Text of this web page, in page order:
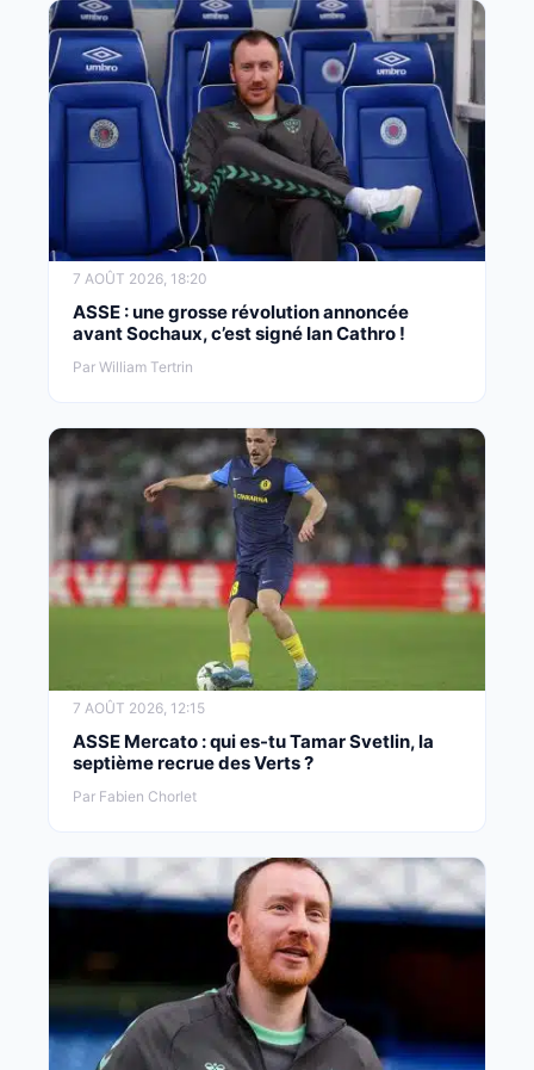
7 AOÛT 2026, 18:20
ASSE : une grosse révolution annoncée
avant Sochaux, c’est signé Ian Cathro !
Par William Tertrin
7 AOÛT 2026, 12:15
ASSE Mercato : qui es-tu Tamar Svetlin, la
septième recrue des Verts ?
Par Fabien Chorlet